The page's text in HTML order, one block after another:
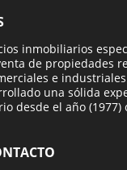
inmobiliarios
de propiedades
e
una sólida
desde el año (1977)